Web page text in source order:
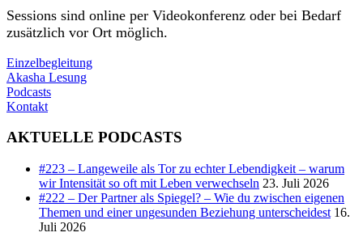
Sessions sind online per Videokonferenz oder bei Bedarf
zusätzlich vor Ort möglich.
Einzelbegleitung
Akasha Lesung
Podcasts
Kontakt
AKTUELLE PODCASTS
#223 – Langeweile als Tor zu echter Lebendigkeit – warum
wir Intensität so oft mit Leben verwechseln 23. Juli 2026
#222 – Der Partner als Spiegel? – Wie du zwischen eigenen
Themen und einer ungesunden Beziehung unterscheidest 16.
Juli 2026